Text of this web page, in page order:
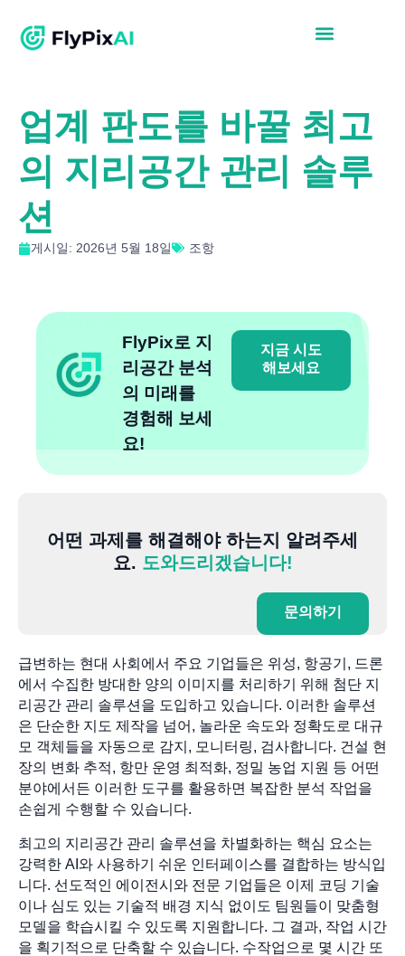
업계 판도를 바꿀 최고
의 지리공간 관리 솔루
션
게시일: 2026년 5월 18일 조항
FlyPix로 지
리공간 분석
의 미래를
경험해 보세
요!
지금 시도
해보세요
어떤 과제를 해결해야 하는지 알려주세
요. 도와드리겠습니다!
문의하기
급변하는 현대 사회에서 주요 기업들은 위성, 항공기, 드론
에서 수집한 방대한 양의 이미지를 처리하기 위해 첨단 지
리공간 관리 솔루션을 도입하고 있습니다. 이러한 솔루션
은 단순한 지도 제작을 넘어, 놀라운 속도와 정확도로 대규
모 객체들을 자동으로 감지, 모니터링, 검사합니다. 건설 현
장의 변화 추적, 항만 운영 최적화, 정밀 농업 지원 등 어떤
분야에서든 이러한 도구를 활용하면 복잡한 분석 작업을
손쉽게 수행할 수 있습니다.
최고의 지리공간 관리 솔루션을 차별화하는 핵심 요소는
강력한 AI와 사용하기 쉬운 인터페이스를 결합하는 방식입
니다. 선도적인 에이전시와 전문 기업들은 이제 코딩 기술
이나 심도 있는 기술적 배경 지식 없이도 팀원들이 맞춤형
모델을 학습시킬 수 있도록 지원합니다. 그 결과, 작업 시간
을 획기적으로 단축할 수 있습니다. 수작업으로 몇 시간 또